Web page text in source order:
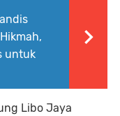
untuk
Libo Jaya